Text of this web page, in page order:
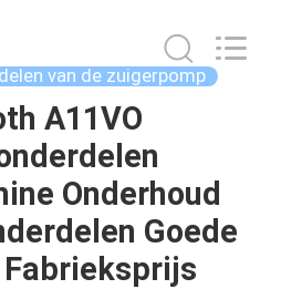
van de zuigerpomp
A11VO
Onderhoud
Goede